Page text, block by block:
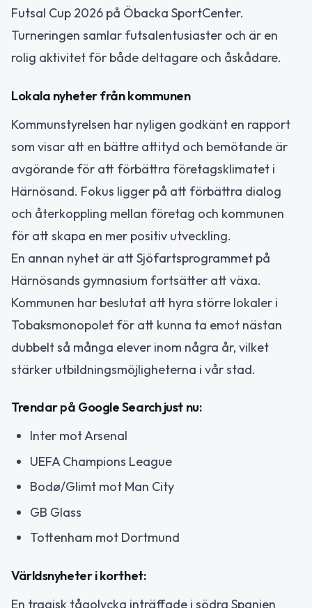
Futsal Cup 2026 på Öbacka SportCenter.
Turneringen samlar futsalentusiaster och är en
rolig aktivitet för både deltagare och åskådare.
Lokala nyheter från kommunen
Kommunstyrelsen har nyligen godkänt en rapport
som visar att en bättre attityd och bemötande är
avgörande för att förbättra företagsklimatet i
Härnösand. Fokus ligger på att förbättra dialog
och återkoppling mellan företag och kommunen
för att skapa en mer positiv utveckling.
En annan nyhet är att Sjöfartsprogrammet på
Härnösands gymnasium fortsätter att växa.
Kommunen har beslutat att hyra större lokaler i
Tobaksmonopolet för att kunna ta emot nästan
dubbelt så många elever inom några år, vilket
stärker utbildningsmöjligheterna i vår stad.
Trendar på Google Search just nu:
Inter mot Arsenal
UEFA Champions League
Bodø/Glimt mot Man City
GB Glass
Tottenham mot Dortmund
Världsnyheter i korthet:
En tragisk tågolycka inträffade i södra Spanien